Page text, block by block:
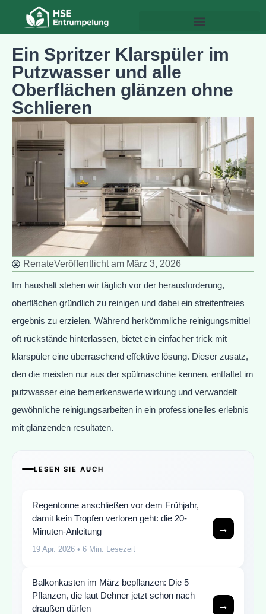
Ein Spritzer Klarspüler im
Putzwasser und alle
Oberflächen glänzen ohne
Schlieren
RenateVeröffentlicht am März 3, 2026
Im haushalt stehen wir täglich vor der herausforderung,
oberflächen gründlich zu reinigen und dabei ein streifenfreies
ergebnis zu erzielen. Während herkömmliche reinigungsmittel
oft rückstände hinterlassen, bietet ein einfacher trick mit
klarspüler eine überraschend effektive lösung. Dieser zusatz,
den die meisten nur aus der spülmaschine kennen, entfaltet im
putzwasser eine bemerkenswerte wirkung und verwandelt
gewöhnliche reinigungsarbeiten in ein professionelles erlebnis
mit glänzenden resultaten.
LESEN SIE AUCH
Regentonne anschließen vor dem Frühjahr,
damit kein Tropfen verloren geht: die 20-
Minuten-Anleitung
19 Apr. 2026 • 6 Min. Lesezeit
→
Balkonkasten im März bepflanzen: Die 5
Pflanzen, die laut Dehner jetzt schon nach
draußen dürfen
→